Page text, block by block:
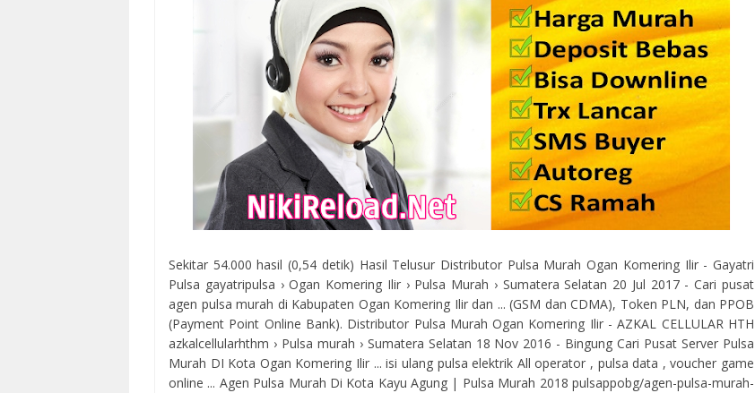
Sekitar 54.000 hasil (0,54 detik) Hasil Telusur Distributor Pulsa Murah Ogan Komering Ilir - Gayatri
Pulsa gayatripulsa › Ogan Komering Ilir › Pulsa Murah › Sumatera Selatan 20 Jul 2017 - Cari pusat
agen pulsa murah di Kabupaten Ogan Komering Ilir dan ... (GSM dan CDMA), Token PLN, dan PPOB
(Payment Point Online Bank). Distributor Pulsa Murah Ogan Komering Ilir - AZKAL CELLULAR HTH
azkalcellularhthm › Pulsa murah › Sumatera Selatan 18 Nov 2016 - Bingung Cari Pusat Server Pulsa
Murah DI Kota Ogan Komering Ilir ... isi ulang pulsa elektrik All operator , pulsa data , voucher game
online ... Agen Pulsa Murah Di Kota Kayu Agung | Pulsa Murah 2018 pulsappobg/agen-pulsa-murah-